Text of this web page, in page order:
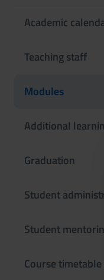
Academic
Teaching staff
Modules
Additional
Graduation
Student
Student
Course timetable